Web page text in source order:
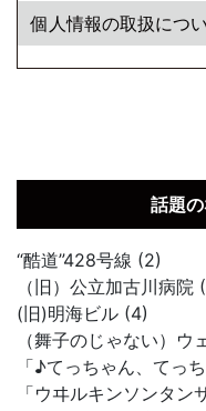
個人情報の取扱につ
話題
“酷道”428号線 (2)
（旧）公立加古川病院
(旧)明海ビル (4)
（舞子のじゃない）ウ
「♪てっちゃん、てっ
「ウヰルキンソンタン